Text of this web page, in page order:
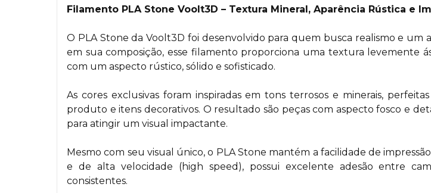
Filamento PLA Stone Voolt3D – Textura Mineral, Aparência Rústica e
O PLA Stone da Voolt3D foi desenvolvido para quem busca realismo e um
em sua composição, esse filamento proporciona uma textura levemente
com um aspecto rústico, sólido e sofisticado.
As cores exclusivas foram inspiradas em tons terrosos e minerais,
produto e itens decorativos. O resultado são peças com aspecto fosco e
para atingir um visual impactante.
Mesmo com seu visual único, o PLA Stone mantém a facilidade de
e de alta velocidade (high speed), possui excelente adesão entre
consistentes.